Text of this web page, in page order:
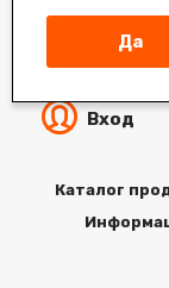
Да
Вход
Каталог